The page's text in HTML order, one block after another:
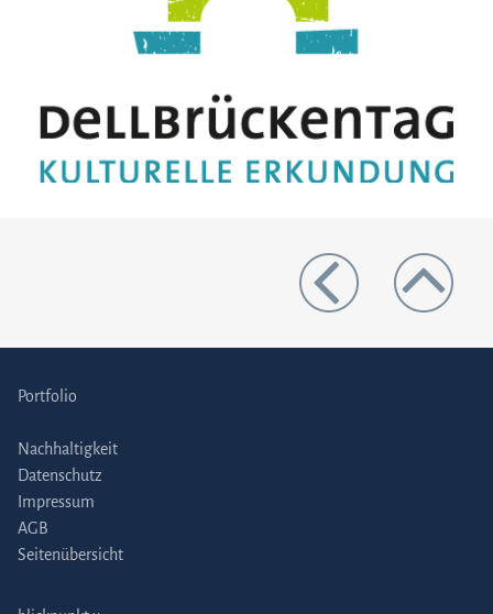
Portfolio
Nachhaltigkeit
Datenschutz
Impressum
AGB
Seitenübersicht